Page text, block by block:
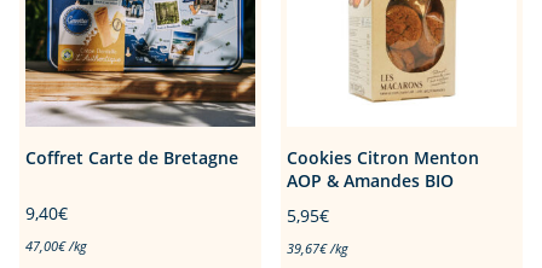
Coffret Carte de Bretagne
9,40€
47,00€ /kg
Cookies Citron Menton
AOP & Amandes BIO
5,95€
39,67€ /kg